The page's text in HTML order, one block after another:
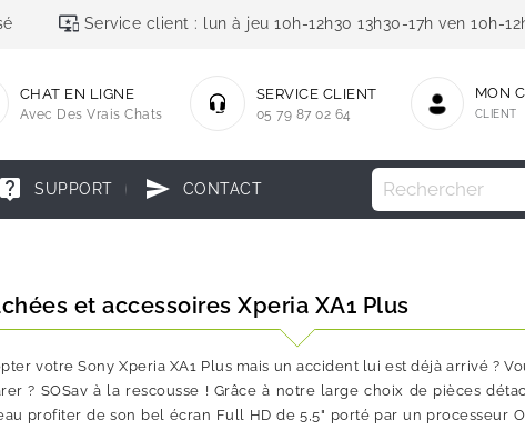
important_devices Service client : lun à jeu 10h-12h30 13h30-17h ven 10h-
MON
CLIENT
SERVICE CLIENT
05 79 87 02 64
CHAT EN LIGNE
Avec Des Vrais Chats
live_help SUPPORT send CONTACT
et accessoires Xperia XA1 Plus
votre Sony Xperia XA1 Plus mais un accident lui est déjà arrivé ?
? SOSav à la rescousse ! Grâce à notre large choix de pièces
profiter de son bel écran Full HD de 5,5" porté par un processeur